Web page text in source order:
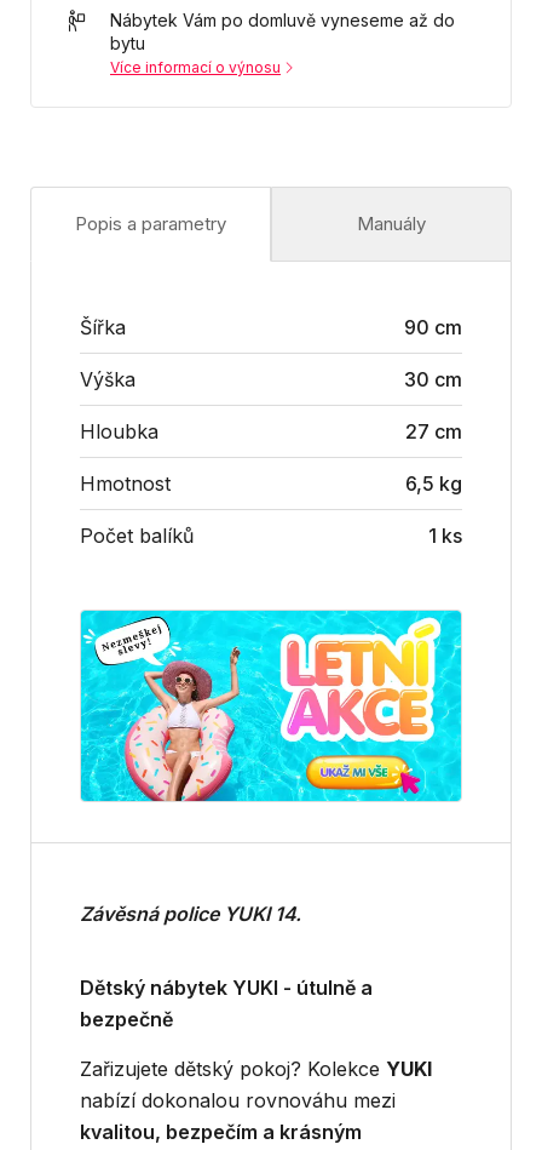
Nábytek Vám po domluvě vyneseme až do
bytu
Více informací o výnosu
Popis a parametry Manuály
Šířka 90 cm
Výška 30 cm
Hloubka 27 cm
Hmotnost 6,5 kg
Počet balíků 1 ks
Závěsná police YUKI 14.
Dětský nábytek YUKI - útulně a
bezpečně
Zařizujete dětský pokoj? Kolekce YUKI
nabízí dokonalou rovnováhu mezi
kvalitou, bezpečím a krásným